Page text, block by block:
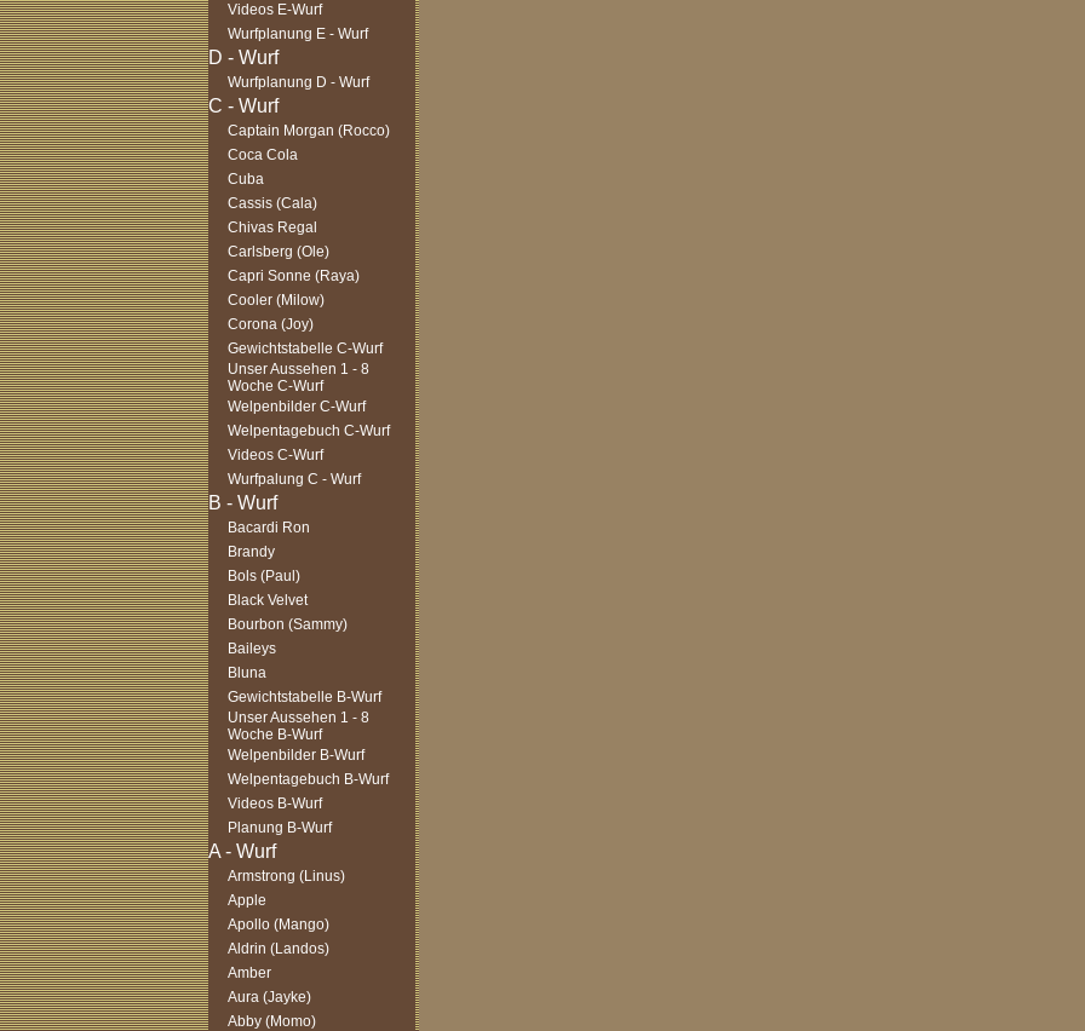
Videos E-Wurf
Wurfplanung E - Wurf
Wurfplanung D - Wurf
Captain Morgan (Rocco)
Coca Cola
Cuba
Cassis (Cala)
Chivas Regal
Carlsberg (Ole)
Capri Sonne (Raya)
Cooler (Milow)
Corona (Joy)
Gewichtstabelle C-Wurf
Unser Aussehen 1 - 8
Woche C-Wurf
Welpenbilder C-Wurf
Welpentagebuch C-Wurf
Videos C-Wurf
Wurfpalung C - Wurf
Bacardi Ron
Brandy
Bols (Paul)
Black Velvet
Bourbon (Sammy)
Baileys
Bluna
Gewichtstabelle B-Wurf
Unser Aussehen 1 - 8
Woche B-Wurf
Welpenbilder B-Wurf
Welpentagebuch B-Wurf
Videos B-Wurf
Planung B-Wurf
Armstrong (Linus)
Apple
Apollo (Mango)
Aldrin (Landos)
Amber
Aura (Jayke)
Abby (Momo)